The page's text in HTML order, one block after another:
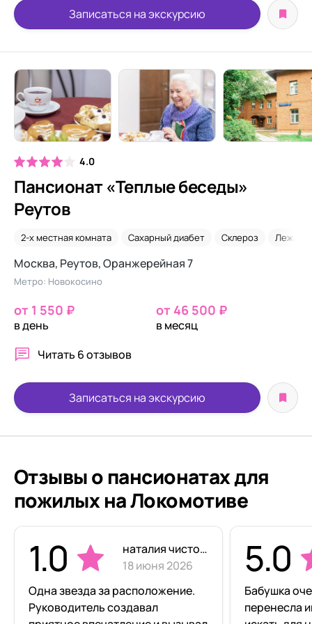
Записаться на экскурсию
4.0
Пансионат «Теплые беседы»
Реутов
2-х местная комната Сахарный диабет Склероз
Москва, Реутов, Оранжерейная 7
Метро: Новокосино
от 1 550 ₽
в день
от 46 500 ₽
в месяц
Читать 6 отзывов
Записаться на экскурсию
Отзывы о пансионатах для
пожилых на Локомотиве
1.0
наталия чистова
18 июня 2026
Одна звезда за расположение.
Руководитель создавал
5.0
Бабушка
перенесла